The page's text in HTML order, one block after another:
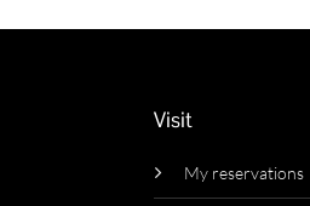
Visit
My reservations